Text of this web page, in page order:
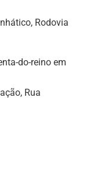
Rodovia
do-reino em
Rua